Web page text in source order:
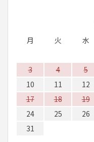
月
火 水
3
4 5
10
11 12
17
18 19
24
25 26
31